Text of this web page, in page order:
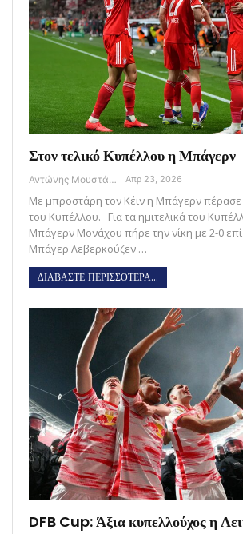
Στον τελικό Κυπέλλου η Μπάγερν
Αντώνης Μουστάκας Απρ 23, 2026
Με μπροστάρη τον Κέιν η Μπάγερν πέρασε
του Κυπέλλου. Για τα ημιτελικά του
Μπάγερν Μονάχου πήρε την νίκη με 2-0 επί
Μπάγερ Λεβερκούζεν …
ΔΙΑΒΑΣΤΕ ΠΕΡΙΣΣΟΤΕΡΑ...
DFB Cup: Άξια κυπελλούχος η